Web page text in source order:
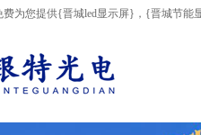
费为您提供{晋城led显示屏} ，{晋城节能